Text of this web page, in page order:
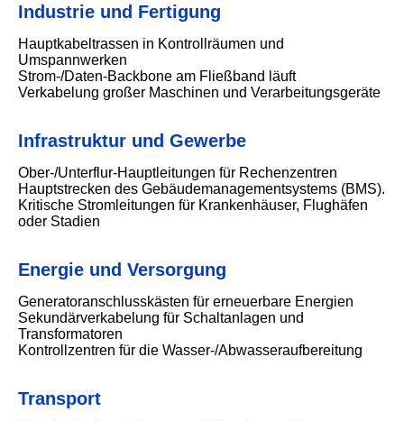
Industrie und Fertigung
Hauptkabeltrassen in Kontrollräumen und
Umspannwerken
Strom-/Daten-Backbone am Fließband läuft
Verkabelung großer Maschinen und Verarbeitungsgeräte
Infrastruktur und Gewerbe
Ober-/Unterflur-Hauptleitungen für Rechenzentren
Hauptstrecken des Gebäudemanagementsystems (BMS).
Kritische Stromleitungen für Krankenhäuser, Flughäfen
oder Stadien
Energie und Versorgung
Generatoranschlusskästen für erneuerbare Energien
Sekundärverkabelung für Schaltanlagen und
Transformatoren
Kontrollzentren für die Wasser-/Abwasseraufbereitung
Transport